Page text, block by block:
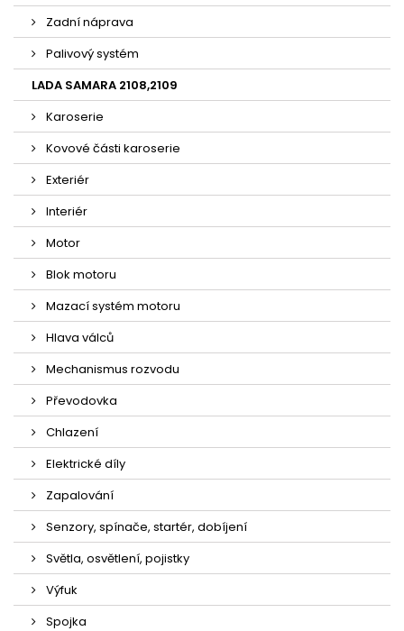
Zadní náprava
Palivový systém
LADA SAMARA 2108,2109
Karoserie
Kovové části karoserie
Exteriér
Interiér
Motor
Blok motoru
Mazací systém motoru
Hlava válců
Mechanismus rozvodu
Převodovka
Chlazení
Elektrické díly
Zapalování
Senzory, spínače, startér, dobíjení
Světla, osvětlení, pojistky
Výfuk
Spojka